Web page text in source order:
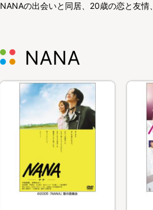
NANAの出会いと同居、20歳の恋と友情
NANA